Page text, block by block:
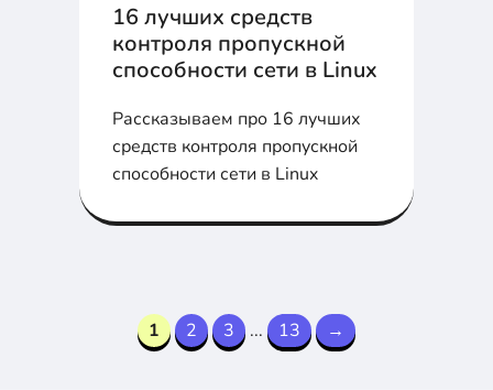
16 лучших средств
контроля пропускной
способности сети в Linux
Рассказываем про 16 лучших
средств контроля пропускной
способности сети в Linux
1 2 3 ... 13 →